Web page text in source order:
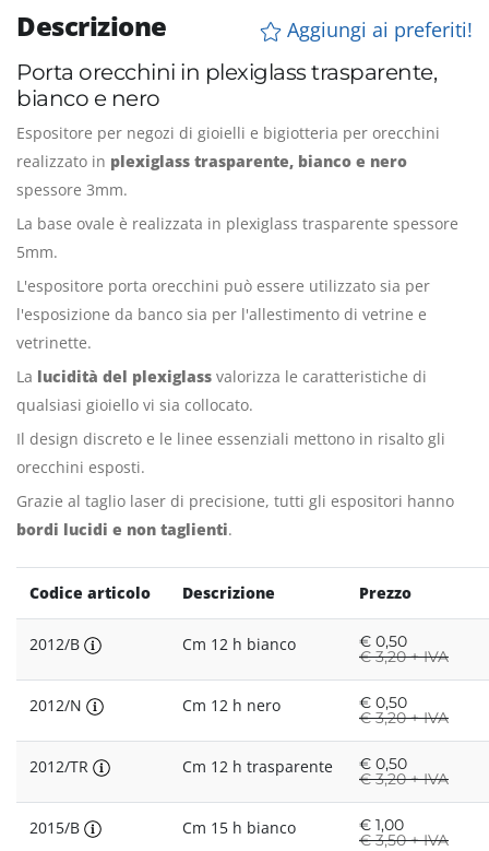
Descrizione
Aggiungi ai preferiti!
Porta orecchini in plexiglass trasparente,
bianco e nero
Espositore per negozi di gioielli e bigiotteria per orecchini
realizzato in plexiglass trasparente, bianco e nero
spessore 3mm.
La base ovale è realizzata in plexiglass trasparente spessore
5mm.
L'espositore porta orecchini può essere utilizzato sia per
l'esposizione da banco sia per l'allestimento di vetrine e
vetrinette.
La lucidità del plexiglass valorizza le caratteristiche di
qualsiasi gioiello vi sia collocato.
Il design discreto e le linee essenziali mettono in risalto gli
orecchini esposti.
Grazie al taglio laser di precisione, tutti gli espositori hanno
bordi lucidi e non taglienti.
Codice articolo Descrizione Prezzo
2012/B Cm 12 h bianco € 0,50
€3,20 + IVA
2012/N Cm 12 h nero € 0,50
€3,20 + IVA
2012/TR Cm 12 h trasparente € 0,50
€3,20 + IVA
2015/B Cm 15 h bianco € 1,00
€3,50 + IVA